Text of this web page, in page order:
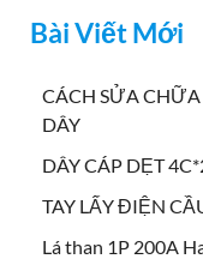
Bài Viết Mới
CÁCH SỬA
DÂY
DÂY CÁP DẸT
TAY LẤY ĐIỆN
Lá than 1P 200A